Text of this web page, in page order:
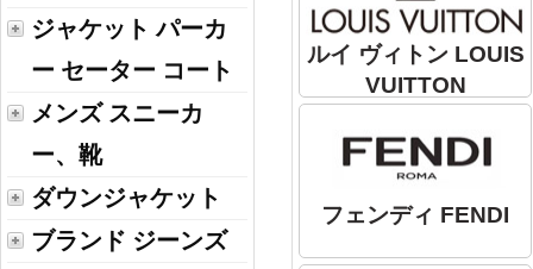
ジャケット パーカ
ー セーター コート
メンズ スニーカ
ー、靴
ダウンジャケット
ブランド ジーンズ
ルイ ヴィトン LOUIS
VUITTON
フェンディ FENDI